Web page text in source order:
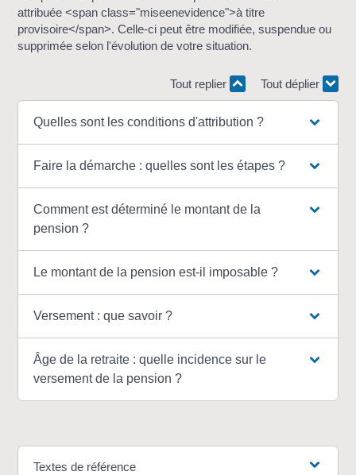
attribuée <span class="miseenevidence">à titre
provisoire</span>. Celle-ci peut être modifiée, suspendue ou
supprimée selon l'évolution de votre situation.
Tout replier Tout déplier
Quelles sont les conditions d'attribution ?
Faire la démarche : quelles sont les étapes ?
Comment est déterminé le montant de la
pension ?
Le montant de la pension est-il imposable ?
Versement : que savoir ?
Âge de la retraite : quelle incidence sur le
versement de la pension ?
Textes de référence